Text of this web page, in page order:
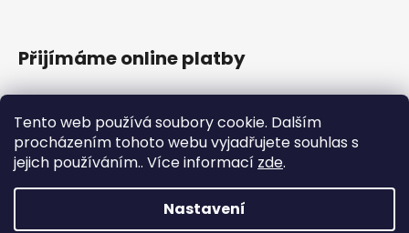
Tento web používá soubory cookie. Dalším
procházením tohoto webu vyjadřujete souhlas s
jejich používáním.. Více informací zde.
Nastavení
Přijímáme online platby
Obchodní podmínky